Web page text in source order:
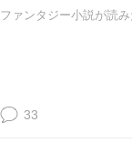
ファンタジー小説が読
33